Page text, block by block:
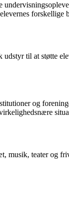
forskellige
til at støtte
og
teater og